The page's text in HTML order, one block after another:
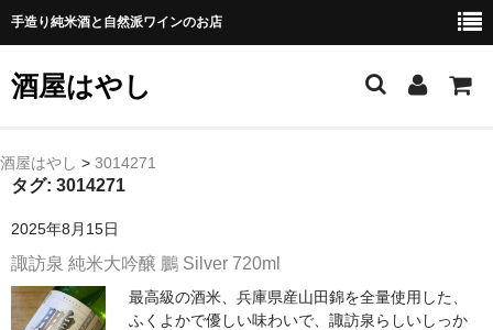
手造り純米酒と自然派ワインのお店
酒屋はやし
ホーム
純 米 酒
よえもん 川村酒造店（岩手県花巻市）
酒屋はやし > 3014271
タグ: 3014271
2025年8月15日
諏訪泉 純米大吟醸 鵬 Silver 720ml
最高級の酒米、兵庫県産山田錦を全量使用した、
ふくよかで優しい味わいで、諏訪泉らしいしっか